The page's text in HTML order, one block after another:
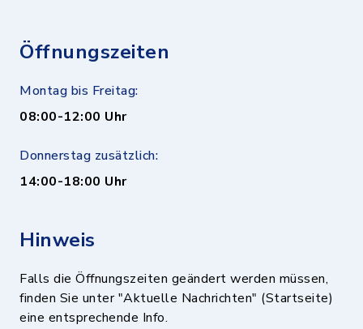
Öffnungszeiten
Montag bis Freitag:
08:00-12:00 Uhr
Donnerstag zusätzlich:
14:00-18:00 Uhr
Hinweis
Falls die Öffnungszeiten geändert werden müssen,
finden Sie unter "Aktuelle Nachrichten" (Startseite)
eine entsprechende Info.